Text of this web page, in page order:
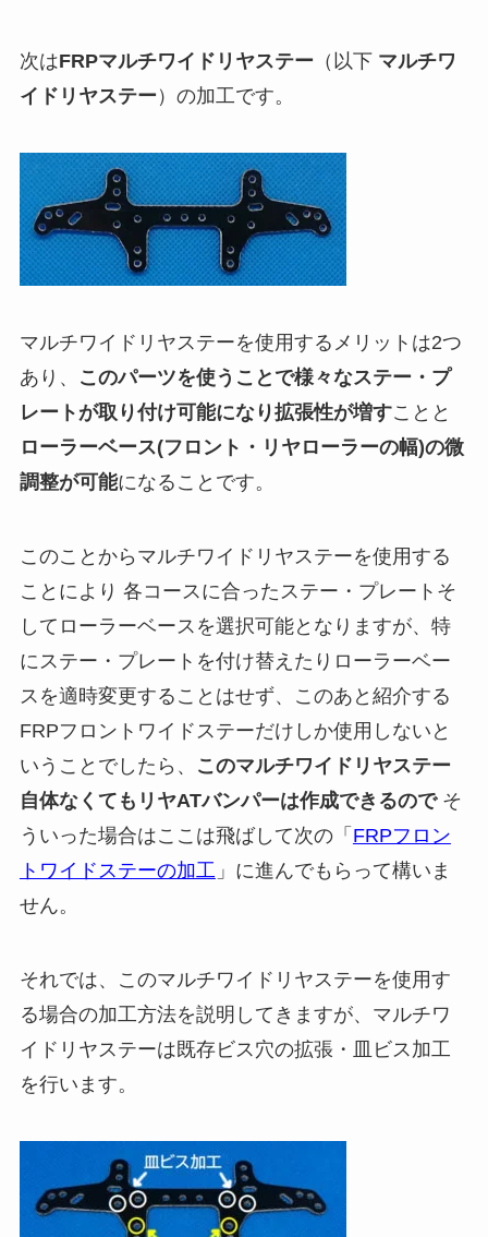
次はFRPマルチワイドリヤステー （以下 マルチワ
イドリヤステー ）の加工です。
マルチワイドリヤステーを使用するメリットは2つ
あり、
このパーツを使うことで様々なステー・プ
レートが取り付け可能になり拡張性が増すことと
ローラーベース(フロント・リヤローラーの幅)の微
調整が可能になることです。
このことから マルチワイドリヤステーを使用する
ことにより 各コースに合ったステー・プレートそ
してローラーベースを選択可能となりますが、特
にステー・プレートを付け替えたりローラーベー
スを適時変更することはせず、このあと紹介する
FRPフロントワイドステーだけしか使用しないと
いうことでしたら、
このマルチワイドリヤステー
自体なくてもリヤATバンパーは作成できるのでそ
ういった場合はここは飛ばして次の「 FRPフロン
トワイドステーの加工 」に進んでもらって構いま
せん。
それでは、このマルチワイドリヤステーを使用す
る場合の加工方法を説明してきますが、マルチワ
イドリヤステーは既存ビス穴の拡張・皿ビス加工
を行います。